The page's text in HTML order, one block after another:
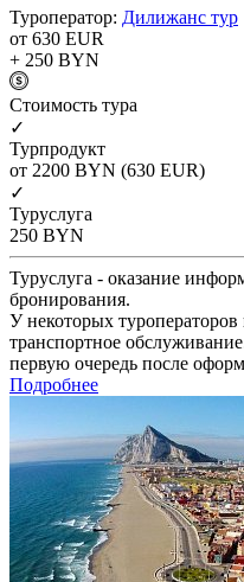
Туроператор: Дилижанс тур
от 630 EUR
+ 250 BYN
Cтоимость тура
✓
Турпродукт
от 2200 BYN (630 EUR)
✓
Туруслуга
250 BYN
Туруслуга - оказание
бронирования.
У некоторых туроператоров
транспортное
первую очередь после
Подробнее